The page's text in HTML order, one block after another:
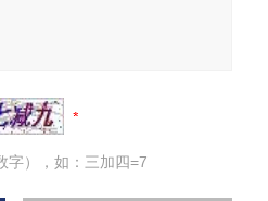
字），如：三加四=7